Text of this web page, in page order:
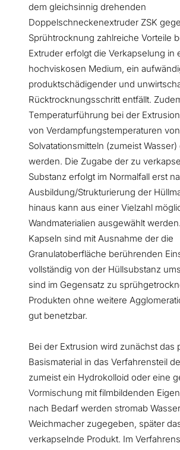
dem gleichsinnig drehenden
Doppelschneckenextruder ZSK
Sprühtrocknung zahlreiche Vorteile
Extruder erfolgt die Verkapselung in
hochviskosen Medium, ein
produktschädigender und
Rücktrocknungsschritt entfällt.
Temperaturführung bei der
von Verdampfungstemperaturen von
Solvatationsmitteln (zumeist
werden. Die Zugabe der zu
Substanz erfolgt im Normalfall erst
Ausbildung/Strukturierung der
hinaus kann aus einer Vielzahl
Wandmaterialien ausgewählt
Kapseln sind mit Ausnahme der die
Granulatoberfläche berührenden
vollständig von der Hüllsubstanz
sind im Gegensatz zu
Produkten ohne weitere
gut benetzbar.
Bei der Extrusion wird zunächst das
Basismaterial in das Verfahrensteil
zumeist ein Hydrokolloid oder eine
Vormischung mit filmbildenden
nach Bedarf werden stromab
Weichmacher zugegeben, später
verkapselnde Produkt. Im